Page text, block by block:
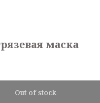
маска
Out of stock